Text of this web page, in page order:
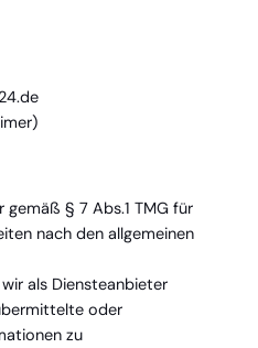
§ 7 Abs.1 TMG für
nach den allgemeinen
als Diensteanbieter
oder
zu